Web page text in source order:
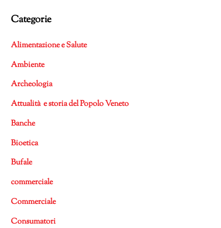
Categorie
Alimentazione e Salute
Ambiente
Archeologia
Attualità e storia del Popolo Veneto
Banche
Bioetica
Bufale
commerciale
Commerciale
Consumatori